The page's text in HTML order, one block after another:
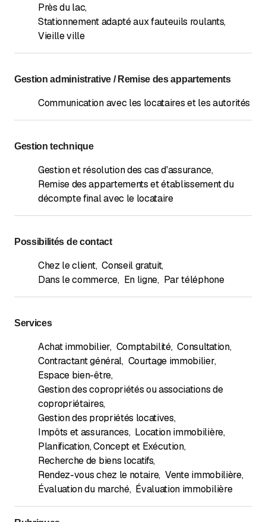
Près du lac,
Stationnement adapté aux fauteuils roulants,
Vieille ville
Gestion administrative / Remise des appartements
Communication avec les locataires et les autorités
Gestion technique
Gestion et résolution des cas d'assurance,
Remise des appartements et établissement du
décompte final avec le locataire
Possibilités de contact
Chez le client, Conseil gratuit,
Dans le commerce, En ligne, Par téléphone
Services
Achat immobilier, Comptabilité, Consultation,
Contractant général, Courtage immobilier,
Espace bien-être,
Gestion des copropriétés ou associations de
copropriétaires,
Gestion des propriétés locatives,
Impôts et assurances, Location immobilière,
Planification, Concept et Exécution,
Recherche de biens locatifs,
Rendez-vous chez le notaire, Vente immobilière,
Évaluation du marché, Évaluation immobilière